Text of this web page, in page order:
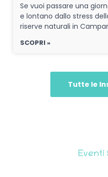
Se vuoi passare una
e lontano dallo stress
riserve naturali in
SCOPRI »
Tutte le
Eventi